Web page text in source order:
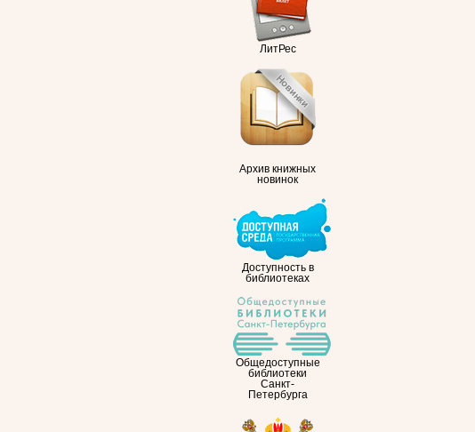
ЛитРес
Архив книжных
новинок
Доступность в
библиотеках
Общедоступные
библиотеки
Санкт-
Петербурга